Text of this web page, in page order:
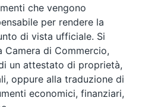
che vengono
per rendere la
di vista ufficiale. Si
Camera di Commercio,
un attestato di proprietà,
oppure alla traduzione di
economici, finanziari,